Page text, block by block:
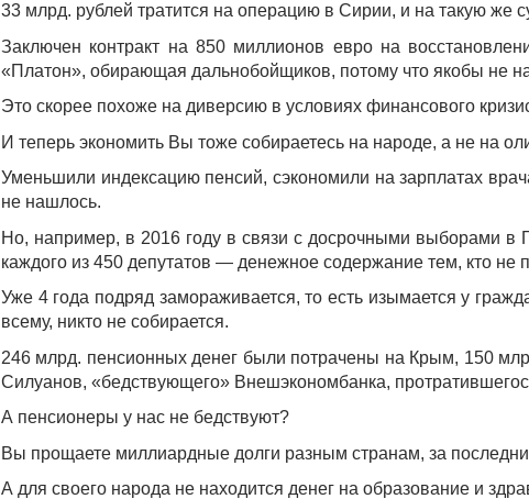
33 млрд. рублей тратится на операцию в Сирии, и на такую же
Заключен контракт на 850 миллионов евро на
«Платон», обирающая дальнобойщиков, потому что якобы не
Это скорее похоже на диверсию в условиях финансового
И теперь экономить Вы тоже собираетесь на народе, а не на
Уменьшили индексацию пенсий, сэкономили на зарплатах
не нашлось.
Но, например, в 2016 году в связи с досрочными выборами
каждого из 450 депутатов — денежное содержание тем, кто не
Уже 4 года подряд замораживается, то есть изымается у
всему, никто не собирается.
246 млрд. пенсионных денег были потрачены на Крым, 150
Силуанов, «бедствующего» Внешэкономбанка,
А пенсионеры у нас не бедствуют?
Вы прощаете миллиардные долги разным странам, за
А для своего народа не находится денег на образование и